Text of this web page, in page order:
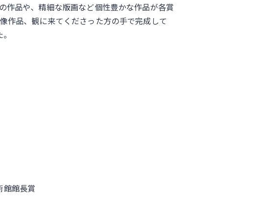
作品や、精細な版画など個性豊かな作品が各賞
作品、観に来てくださった方の手で完成して
館館長賞